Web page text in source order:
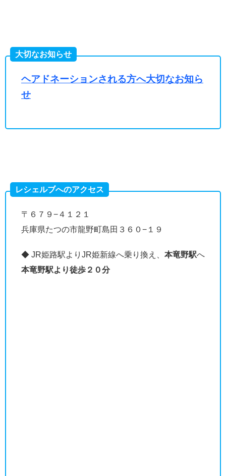
大切なお知らせ
ヘアドネーションされる方へ大切なお知ら
せ
レシェルブへのアクセス
〒６７９−４１２１
兵庫県たつの市龍野町島田３６０−１９
◆ JR姫路駅よりJR姫新線へ乗り換え、 本竜野駅へ
本竜野駅より徒歩２０分